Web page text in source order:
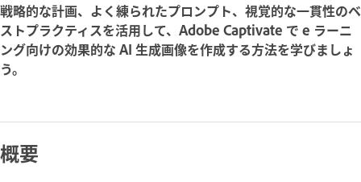
戦略的な計画、よく練られたプロンプト、視覚的な一貫性のベ
ストプラクティスを活用して、Adobe Captivate で e ラーニ
ング向けの効果的な AI 生成画像を作成する方法を学びましょ
う。
概要